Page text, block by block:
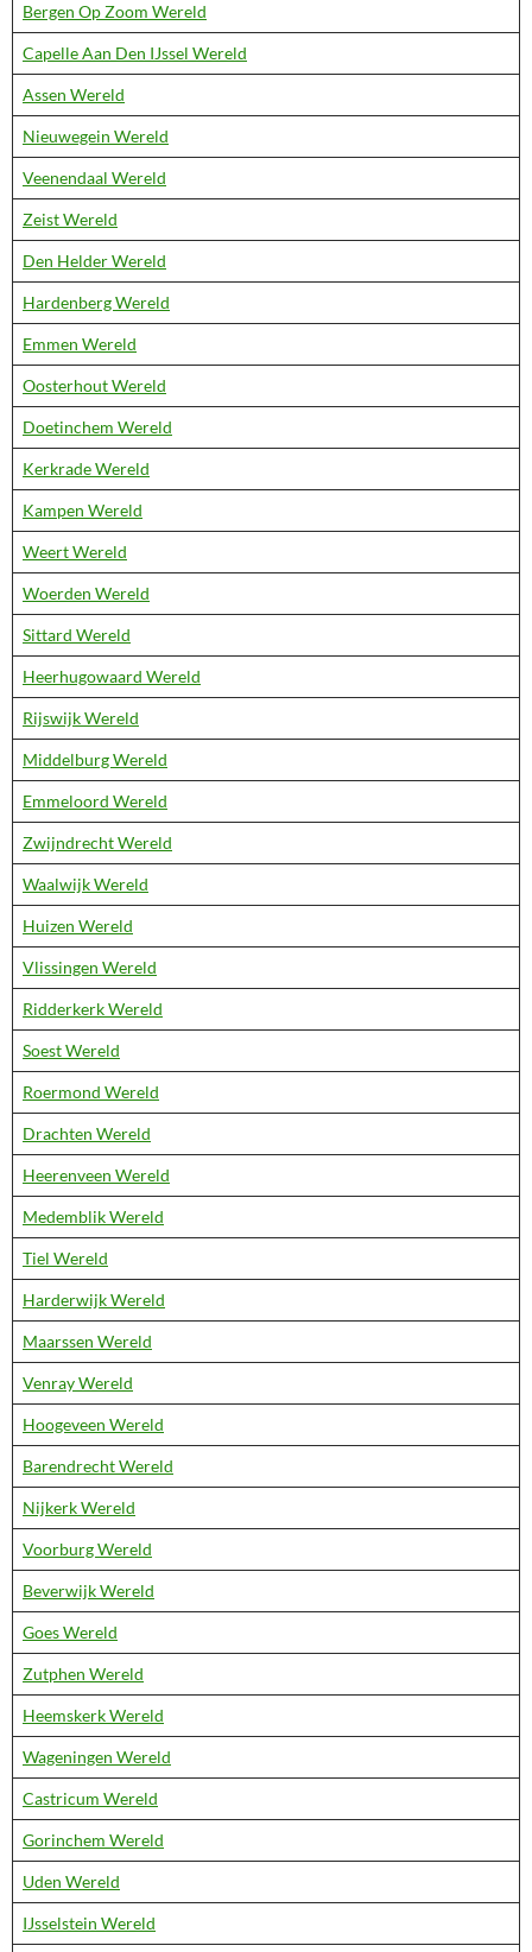
Bergen Op Zoom Wereld
Capelle Aan Den IJssel Wereld
Assen Wereld
Nieuwegein Wereld
Veenendaal Wereld
Zeist Wereld
Den Helder Wereld
Hardenberg Wereld
Emmen Wereld
Oosterhout Wereld
Doetinchem Wereld
Kerkrade Wereld
Kampen Wereld
Weert Wereld
Woerden Wereld
Sittard Wereld
Heerhugowaard Wereld
Rijswijk Wereld
Middelburg Wereld
Emmeloord Wereld
Zwijndrecht Wereld
Waalwijk Wereld
Huizen Wereld
Vlissingen Wereld
Ridderkerk Wereld
Soest Wereld
Roermond Wereld
Drachten Wereld
Heerenveen Wereld
Medemblik Wereld
Tiel Wereld
Harderwijk Wereld
Maarssen Wereld
Venray Wereld
Hoogeveen Wereld
Barendrecht Wereld
Nijkerk Wereld
Voorburg Wereld
Beverwijk Wereld
Goes Wereld
Zutphen Wereld
Heemskerk Wereld
Wageningen Wereld
Castricum Wereld
Gorinchem Wereld
Uden Wereld
IJsselstein Wereld